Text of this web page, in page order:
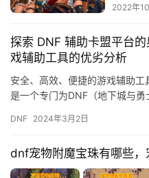
2022年
探索 DNF 辅助卡盟平台
戏辅助工具的优劣分析
安全、高效、便捷的游戏辅助
是一个专门为DNF（地下城与
DNF 2024年3月2日
dnf宠物附魔宝珠有哪些